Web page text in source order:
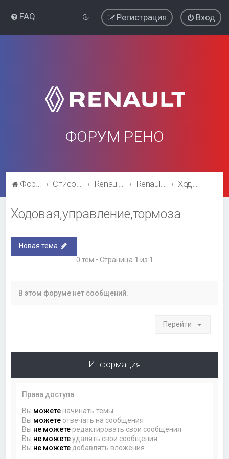
FAQ Вход
Регистрация
ФОРУМ РЕНО
Форум Рено Список форумов Renault Megane Renault Megane Ходовая,управление,тормоза
Ходовая,управление,тормоза
Новая тема
0 тем • Страница 1 из 1
В этом форуме нет сообщений.
Перейти
Информация
Права доступа
Вы можете начинать темы
Вы можете отвечать на сообщения
Вы не можете редактировать свои сообщения
Вы не можетеудалять свои сообщения
Вы не можете добавлять вложения